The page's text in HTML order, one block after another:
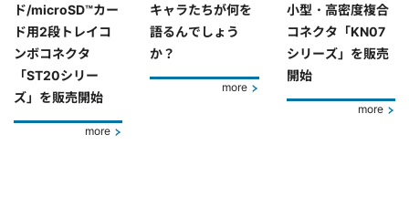
ド/microSD™カー
ド用2段トレイコ
ンボコネクタ
「ST20シリー
ズ」を販売開始
more
キャラたちが何を
語るんでしょう
か？
more
小型・高密度複合
コネクタ「KN07
シリーズ」を販売
開始
more